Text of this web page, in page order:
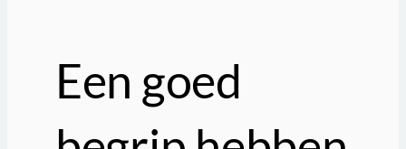
Een goed